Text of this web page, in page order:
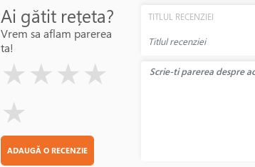
Ai gătit rețeta?
Vrem sa aflam parerea
ta!
★ ★ ★ ★
★
ADAUGĂ O RECENZIE
TITLUL RECENZIEI